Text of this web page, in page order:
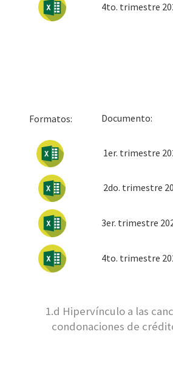
4to. trimestre
Formatos:
1er. trimestre
2do. trimestre
3er. trimestre
4to. trimestre
1.d Hipervínculo a las
condonaciones de